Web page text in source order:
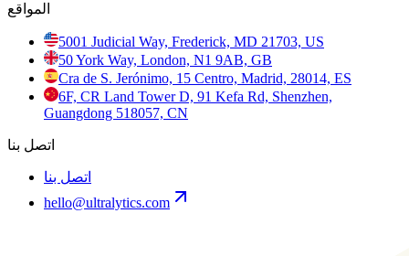
المواقع
5001 Judicial Way, Frederick, MD 21703, US
50 York Way, London, N1 9AB, GB
Cra de S. Jerónimo, 15 Centro, Madrid, 28014, ES
6F, CR Land Tower D, 91 Kefa Rd, Shenzhen,
Guangdong 518057, CN
اتصل بنا
اتصل بنا
hello@ultralytics.com